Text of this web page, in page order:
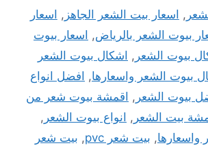
, اسعار بيت الشعر الجاهز , اسعار
بيوت الشعر بالرياض, اسعار بيوت
بيوت الشعر , اشكال بيوت الشعر
بيوت الشعر واسعارها, افضل انواع
بيوت الشعر , اقمشة بيوت شعر من
بيت الشعر , انواع بيوت الشعر ,
واسعارها, بيت شعر pvc , بيت شعر